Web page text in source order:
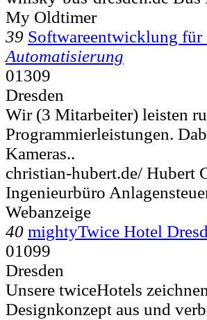
My Oldtimer
39 Software­entwicklung für
Automatisierung
01309
Dresden
Wir (3 Mitarbeiter) leisten
Programmierleistungen.
Kameras..
christian-hubert.de/ Hubert
Ingenieurbüro
Webanzeige
40 mightyTwice Hotel
01099
Dresden
Unsere twiceHotels
Designkonzept aus und